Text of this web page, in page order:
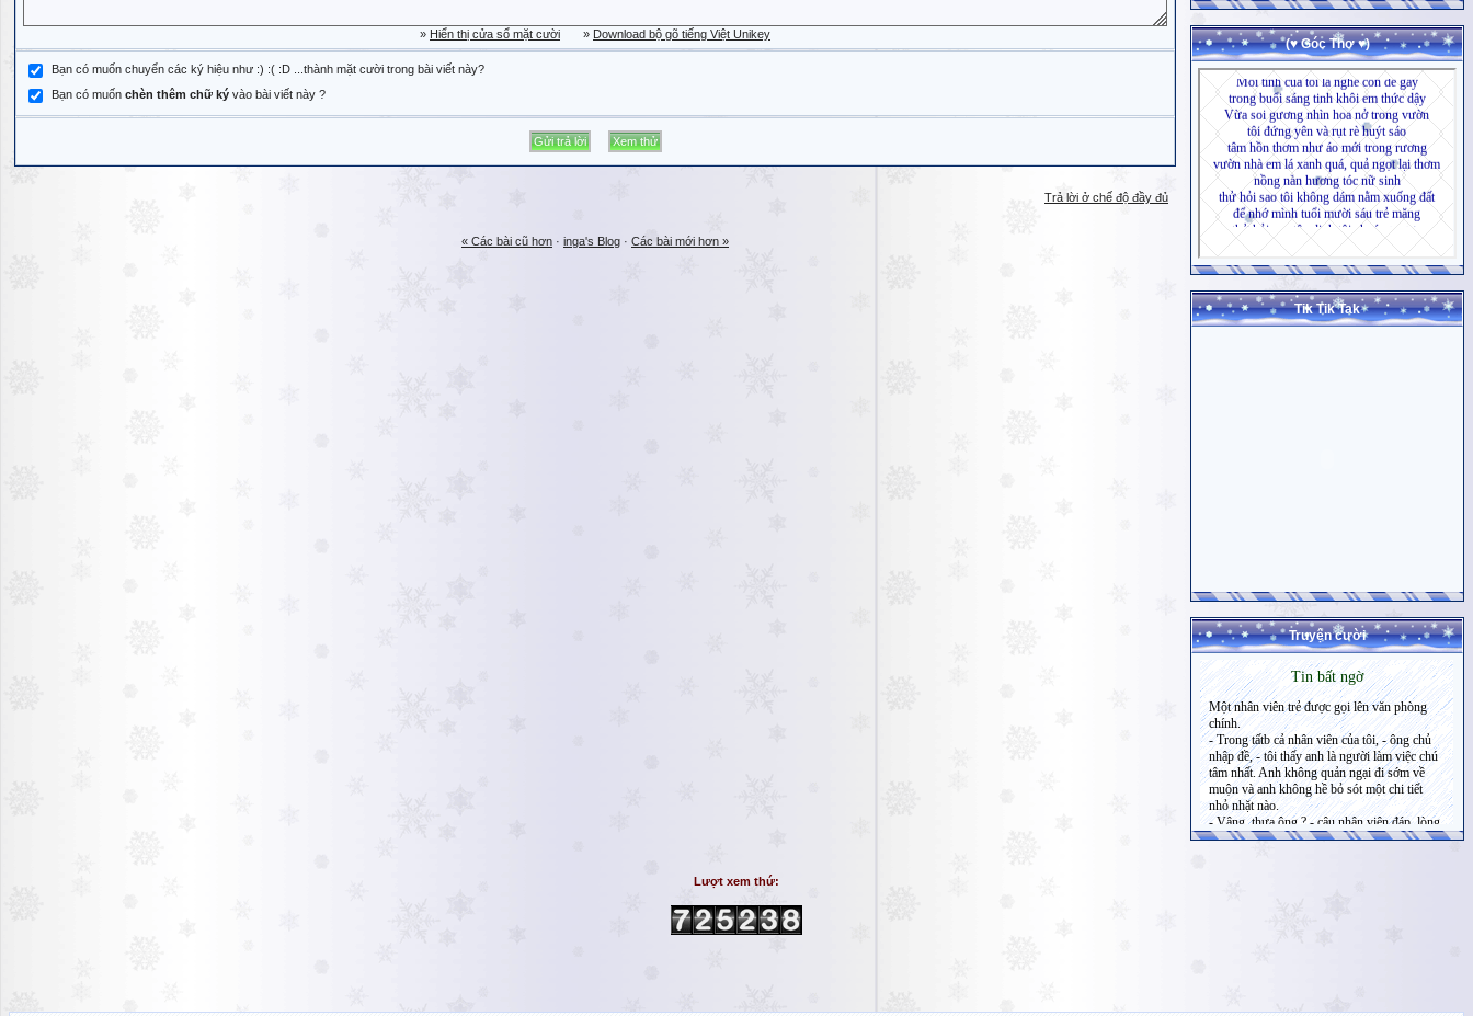
» Hiển thị cửa sổ mặt cười » Download bộ gõ tiếng Việt Unikey
Bạn có muốn chuyển các ký hiệu như :) :( :D ...thành mặt cười trong bài viết này?
Bạn có muốn chèn thêm chữ ký vào bài viết này ?
Trả lời ở chế độ đầy đủ
« Các bài cũ hơn · inga's Blog · Các bài mới hơn »
(♥ Góc Thơ ♥)
Tik Tik Tak
Truyện cười
Lượt xem thứ: